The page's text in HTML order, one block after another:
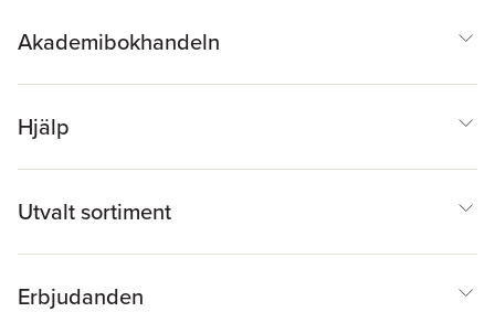
Akademibokhandeln
Hjälp
Utvalt sortiment
Erbjudanden